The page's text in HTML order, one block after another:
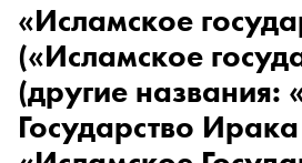
«Исламское
(«Исламское
(другие названия:
Государство